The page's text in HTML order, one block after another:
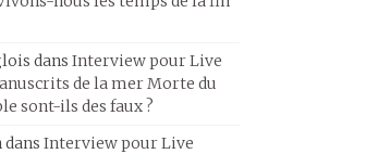
dans Interview pour Live
de la mer Morte du
sont-ils des faux ?
dans Interview pour Live